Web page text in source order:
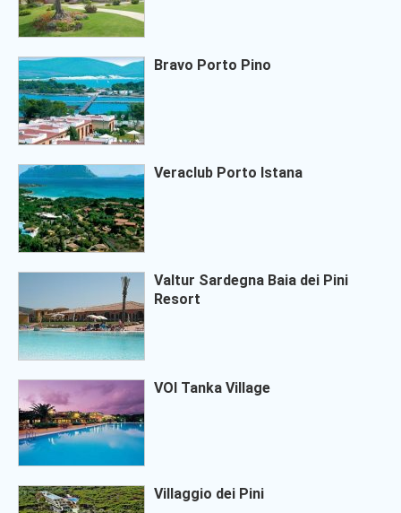
Bravo Porto Pino
Veraclub Porto Istana
Valtur Sardegna Baia dei Pini
Resort
VOI Tanka Village
Villaggio dei Pini